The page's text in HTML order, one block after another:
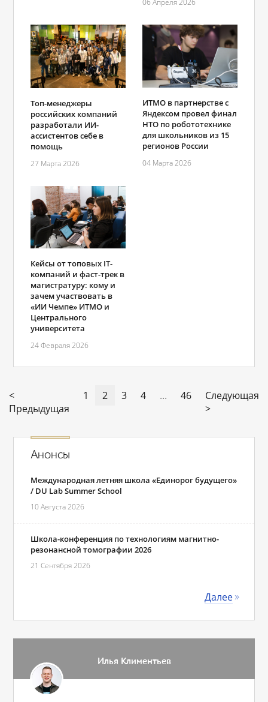
06 Апреля 2026
Топ-менеджеры
российских компаний
разработали ИИ-
ассистентов себе в
помощь
27 Марта 2026
ИТМО в партнерстве с
Яндексом провел финал
НТО по робототехнике
для школьников из 15
регионов России
04 Марта 2026
Кейсы от топовых IT-
компаний и фаст-трек в
магистратуру: кому и
зачем участвовать в
«ИИ Чемпе» ИТМО и
Центрального
университета
24 Февраля 2026
<
Предыдущая
1 2 3 4 ... 46
Следующая
>
Анонсы
Международная летняя школа «Единорог будущего»
/ DU Lab Summer School
10 Августа 2026
Школа-конференция по технологиям магнитно-
резонансной томографии 2026
21 Сентября 2026
Далее
Илья Климентьев